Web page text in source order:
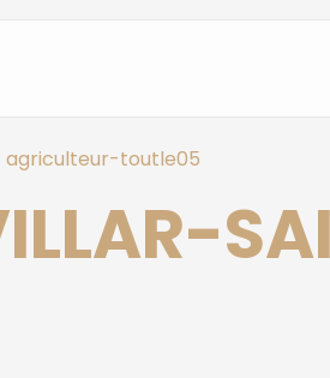
agriculteur-toutle05